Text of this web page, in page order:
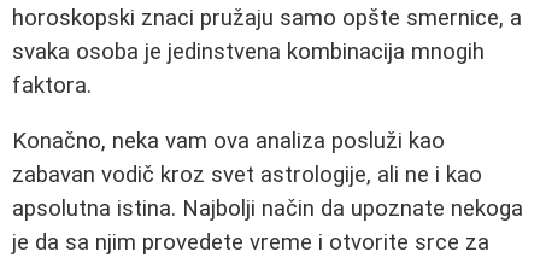
horoskopski znaci pružaju samo opšte smernice, a
svaka osoba je jedinstvena kombinacija mnogih
faktora.
Konačno, neka vam ova analiza posluži kao
zabavan vodič kroz svet astrologije, ali ne i kao
apsolutna istina. Najbolji način da upoznate nekoga
je da sa njim provedete vreme i otvorite srce za